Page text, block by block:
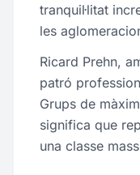
tranquil·litat
les
Ricard Prehn,
patró
Grups de
significa que
una classe